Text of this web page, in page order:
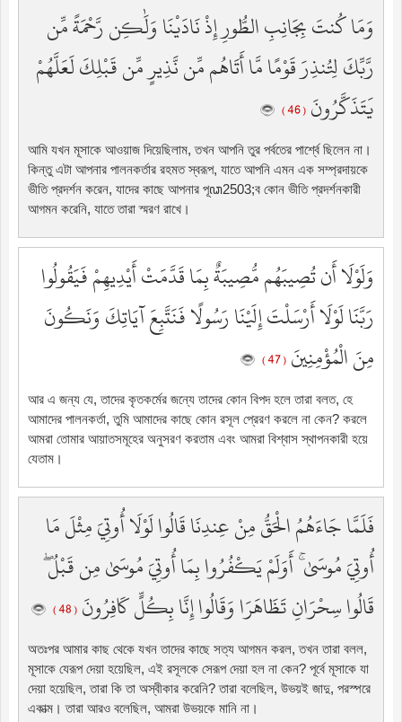
وَمَا كُنتَ بِجَانِبِ الطُّورِ إِذْ نَادَيْنَا وَلَٰكِن رَّحْمَةً مِّن
رَّبِّكَ لِتُنذِرَ قَوْمًا مَّا أَتَاهُم مِّن نَّذِيرٍ مِّن قَبْلِكَ لَعَلَّهُمْ
يَتَذَكَّرُونَ ( 46 )
আমি যখন মূসাকে আওয়াজ দিয়েছিলাম, তখন আপনি তুর পর্বতের পার্শ্বে ছিলেন না।
কিন্তু এটা আপনার পালনকর্তার রহমত স্বরূপ, যাতে আপনি এমন এক সম্প্রদায়কে
ভীতি প্রদর্শন করেন, যাদের কাছে আপনার পূꦣ2503;ব কোন ভীতি প্রদর্শনকারী
আগমন করেনি, যাতে তারা স্মরণ রাখে।
وَلَوْلَا أَن تُصِيبَهُم مُّصِيبَةٌ بِمَا قَدَّمَتْ أَيْدِيهِمْ فَيَقُولُوا
رَبَّنَا لَوْلَا أَرْسَلْتَ إِلَيْنَا رَسُولًا فَنَتَّبِعَ آيَاتِكَ وَنَكُونَ
مِنَ الْمُؤْمِنِينَ ( 47 )
আর এ জন্য যে, তাদের কৃতকর্মের জন্যে তাদের কোন বিপদ হলে তারা বলত, হে
আমাদের পালনকর্তা, তুমি আমাদের কাছে কোন রসূল প্রেরণ করলে না কেন? করলে
আমরা তোমার আয়াতসমূহের অনুসরণ করতাম এবং আমরা বিশ্বাস স্থাপনকারী হয়ে
যেতাম।
فَلَمَّا جَاءَهُمُ الْحَقُّ مِنْ عِندِنَا قَالُوا لَوْلَا أُوتِيَ مِثْلَ مَا
أُوتِيَ مُوسَىٰ ۚ أَوَلَمْ يَكْفُرُوا بِمَا أُوتِيَ مُوسَىٰ مِن قَبْلُ ۖ
قَالُوا سِحْرَانِ تَظَاهَرَا وَقَالُوا إِنَّا بِكُلٍّ كَافِرُونَ ( 48 )
অতঃপর আমার কাছ থেকে যখন তাদের কাছে সত্য আগমন করল, তখন তারা বলল,
মূসাকে যেরূপ দেয়া হয়েছিল, এই রসূলকে সেরূপ দেয়া হল না কেন? পূর্বে মূসাকে যা
দেয়া হয়েছিল, তারা কি তা অস্বীকার করেনি? তারা বলেছিল, উভয়ই জাদু, পরস্পরে
একাত্ম। তারা আরও বলেছিল, আমরা উভয়কে মানি না।